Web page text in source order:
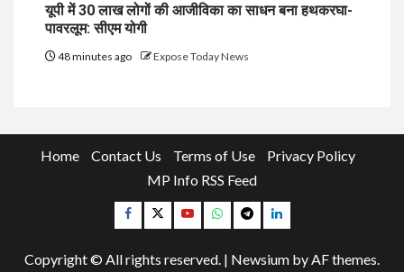
यूपी में 30 लाख लोगों की आजीविका का साधन बना हथकरघा-
पावरलूम: सीएम योगी
48 minutes ago Expose Today News
Home Contact Us Terms of Use
Privacy Policy
MP Info RSS Feed
Facebook
TwitterYouTubeWhatsapp
TelegramLinkedin
Copyright © All rights reserved. | Newsium by AF themes.